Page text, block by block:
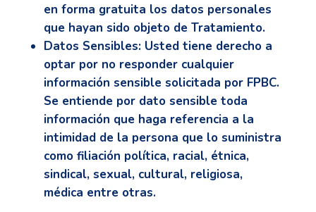
en forma gratuita los datos personales
que hayan sido objeto de Tratamiento.
Datos Sensibles:Usted tiene derecho a
optar por no responder cualquier
información sensible solicitada por FPBC.
Se entiende por dato sensible toda
información que haga referencia a la
intimidad de la persona que lo suministra
como filiación política, racial, étnica,
sindical, sexual, cultural, religiosa,
médica entre otras.